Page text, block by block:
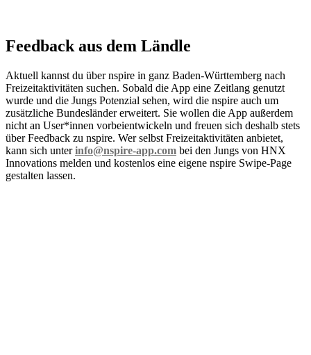
Feedback aus dem Ländle
Aktuell kannst du über nspire in ganz Baden-Württemberg nach
Freizeitaktivitäten suchen. Sobald die App eine Zeitlang genutzt
wurde und die Jungs Potenzial sehen, wird die nspire auch um
zusätzliche Bundesländer erweitert. Sie wollen die App außerdem
nicht an User*innen vorbeientwickeln und freuen sich deshalb stets
über Feedback zu nspire. Wer selbst Freizeitaktivitäten anbietet,
kann sich unterinfo@nspire-app.com bei den Jungs von HNX
Innovations melden und kostenlos eine eigene nspire Swipe-Page
gestalten lassen.